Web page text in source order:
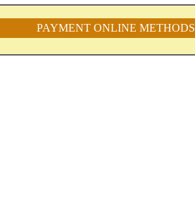
PAYMENT ONLINE METHODS